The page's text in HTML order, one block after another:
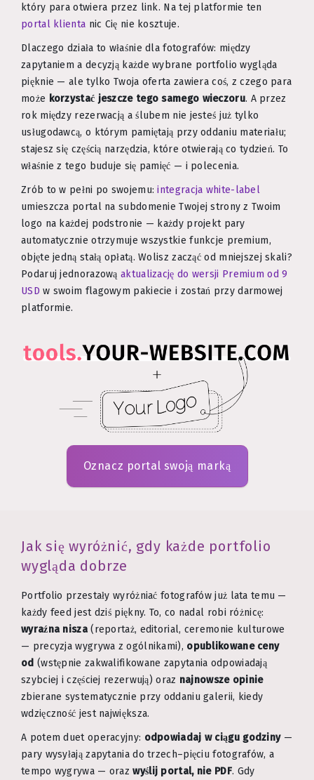
który para otwiera przez link. Na tej platformie ten
portal klienta nic Cię nie kosztuje.
Dlaczego działa to właśnie dla fotografów: między
zapytaniem a decyzją każde wybrane portfolio wygląda
pięknie — ale tylko Twoja oferta zawiera coś, z czego para
może korzystać jeszcze tego samego wieczoru. A przez
rok między rezerwacją a ślubem nie jesteś już tylko
usługodawcą, o którym pamiętają przy oddaniu materiału;
stajesz się częścią narzędzia, które otwierają co tydzień. To
właśnie z tego buduje się pamięć — i polecenia.
Zrób to w pełni po swojemu:integracja white-label
umieszcza portal na subdomenie Twojej strony z Twoim
logo na każdej podstronie — każdy projekt pary
automatycznie otrzymuje wszystkie funkcje premium,
objęte jedną stałą opłatą. Wolisz zacząć od mniejszej skali?
Podaruj jednorazowąaktualizację do wersji Premium od 9
USD w swoim flagowym pakiecie i zostań przy darmowej
platformie.
Oznacz portal swoją marką
Jak się wyróżnić, gdy każde portfolio
wygląda dobrze
Portfolio przestały wyróżniać fotografów już lata temu —
każdy feed jest dziś piękny. To, co nadal robi różnicę:
wyraźna nisza(reportaż, editorial, ceremonie kulturowe
— precyzja wygrywa z ogólnikami), opublikowane ceny
od (wstępnie zakwalifikowane zapytania odpowiadają
szybciej i częściej rezerwują) oraz najnowsze opinie
zbierane systematycznie przy oddaniu galerii, kiedy
wdzięczność jest największa.
A potem duet operacyjny: odpowiadaj w ciągu godziny—
pary wysyłają zapytania do trzech–pięciu fotografów, a
tempo wygrywa — orazwyślij portal, nie PDF. Gdy